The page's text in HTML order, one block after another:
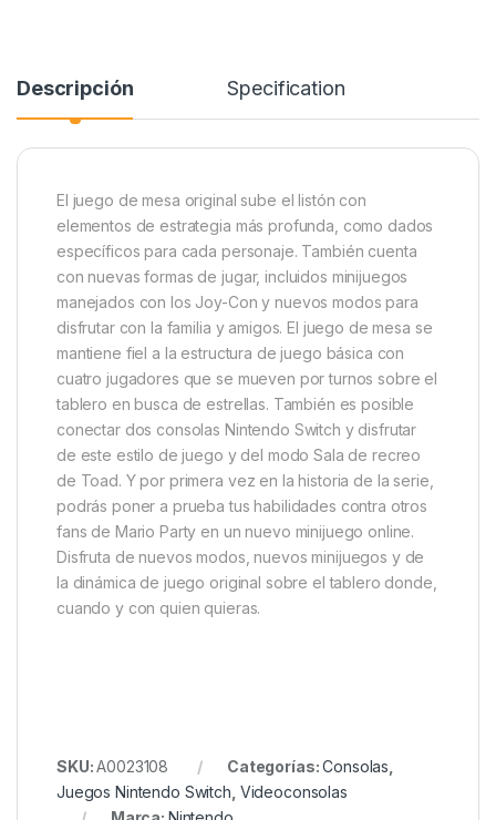
Descripción Specification
El juego de mesa original sube el listón con
elementos de estrategia más profunda, como dados
específicos para cada personaje. También cuenta
con nuevas formas de jugar, incluidos minijuegos
manejados con los Joy-Con y nuevos modos para
disfrutar con la familia y amigos. El juego de mesa se
mantiene fiel a la estructura de juego básica con
cuatro jugadores que se mueven por turnos sobre el
tablero en busca de estrellas. También es posible
conectar dos consolas Nintendo Switch y disfrutar
de este estilo de juego y del modo Sala de recreo
de Toad. Y por primera vez en la historia de la serie,
podrás poner a prueba tus habilidades contra otros
fans de Mario Party en un nuevo minijuego online.
Disfruta de nuevos modos, nuevos minijuegos y de
la dinámica de juego original sobre el tablero donde,
cuando y con quien quieras.
SKU:A0023108 Categorías:Consolas
Juegos Nintendo Switch Videoconsolas